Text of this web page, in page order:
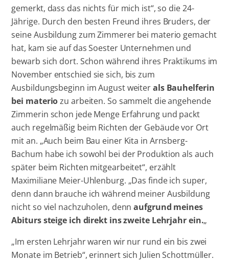
gemerkt, dass das nichts für mich ist“, so die 24-
Jährige. Durch den besten Freund ihres Bruders, der
seine Ausbildung zum Zimmerer bei materio gemacht
hat, kam sie auf das Soester Unternehmen und
bewarb sich dort. Schon während ihres Praktikums im
November entschied sie sich, bis zum
Ausbildungsbeginn im August weiterals Bauhelferin
bei materiozu arbeiten. So sammelt die angehende
Zimmerin schon jede Menge Erfahrung und packt
auch regelmäßig beim Richten der Gebäude vor Ort
mit an. „Auch beim Bau einer Kita in Arnsberg-
Bachum habe ich sowohl bei der Produktion als auch
später beim Richten mitgearbeitet“, erzählt
Maximiliane Meier-Uhlenburg. „Das finde ich super,
denn dann brauche ich während meiner Ausbildung
nicht so viel nachzuholen, dennaufgrund meines
Abiturs steige ich direkt ins zweite Lehrjahr ein.„
„Im ersten Lehrjahr waren wir nur rund ein bis zwei
Monate im Betrieb“, erinnert sich Julien Schottmüller.